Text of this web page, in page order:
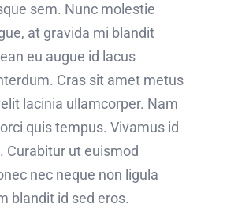
sem. Nunc molestie
at gravida mi blandit
eu augue id lacus
Cras sit amet metus
lacinia ullamcorper. Nam
quis tempus. Vivamus id
Curabitur ut euismod
nec neque non ligula
blandit id sed eros.